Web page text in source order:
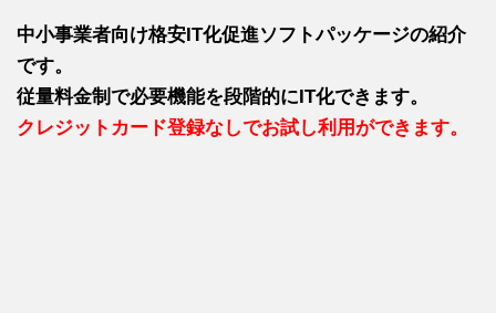
中小事業者向け格安IT化促進ソフトパッケージの紹介
です。
従量料金制で必要機能を段階的にIT化できます。
クレジットカード登録なしでお試し利用ができます。